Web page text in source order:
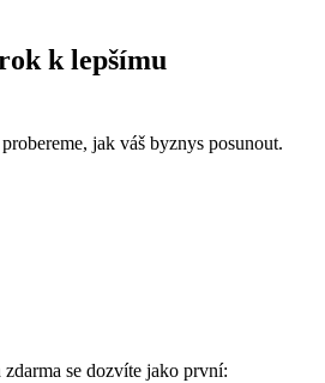
k lepšímu
jak váš byznys posunout.
se dozvíte jako první: